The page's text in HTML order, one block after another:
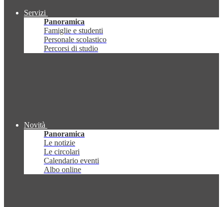
Servizi
Panoramica
Famiglie e studenti
Personale scolastico
Percorsi di studio
Novità
Panoramica
Le notizie
Le circolari
Calendario eventi
Albo online